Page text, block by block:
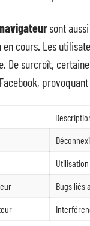
sont
cours. Les
De surcroît,
Bugs liés